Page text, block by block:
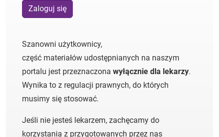
Zaloguj się
Szanowni użytkownicy,
część materiałów udostępnianych na naszym
portalu jest przeznaczona wyłącznie dla lekarzy.
Wynika to z regulacji prawnych, do których
musimy się stosować.
Jeśli nie jesteś lekarzem, zachęcamy do
korzystania z przygotowanych przez nas